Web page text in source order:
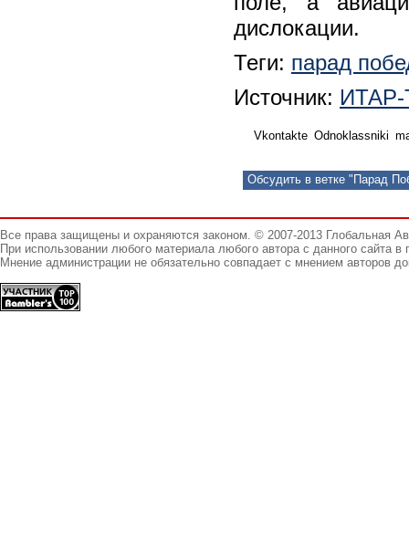
дислокации.
Теги: парад
Источник:
Vkontakte Odnoklassniki
Обсудить в ветке "Парад
Все права защищены и охраняются законом. © 2007-2013 Глобальная
При использовании любого материала любого автора с данного сайта
Мнение администрации не обязательно совпадает с мнением авторов